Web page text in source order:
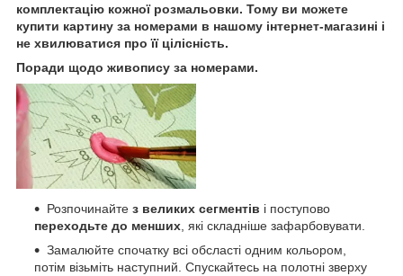
комплектацію кожної розмальовки. Тому ви можете
купити картину за номерами в нашому інтернет-магазині і
не хвилюватися про її цілісність.
Поради щодо живопису за номерами.
Розпочинайте з великих сегментів і поступово
переходьте до менших , які складніше зафарбовувати.
Замалюйте спочатку всі обсласті одним кольором,
потім візьміть наступний. Спускайтесь на полотні зверху